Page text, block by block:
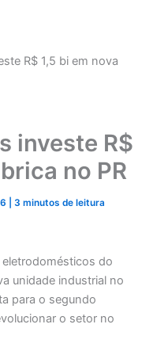
R$ 1,5 bi em nova
investe R$
no PR
|3 minutos de leitura
do
unidade industrial no
para o segundo
o setor no